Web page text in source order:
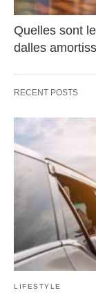
Quelles sont
dalles
RECENT POSTS
LIFESTYLE